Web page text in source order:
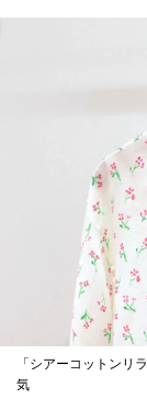
「シアーコットンリ
気